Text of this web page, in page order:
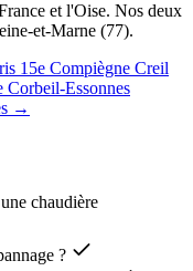
et l'Oise. Nos deux
et-Marne (77).
15e Compiègne Creil
Corbeil-Essonnes
→
chaudière
?